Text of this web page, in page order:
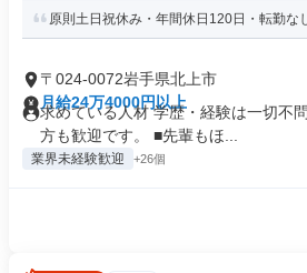
原則土日祝休み・年間休日120日・転勤な
〒024-0072岩手県北上市
月給24万4000円以上
求めている人材 学歴・経験は一切不
方も歓迎です。 ■先輩もほ...
業界未経験歓迎 +26個